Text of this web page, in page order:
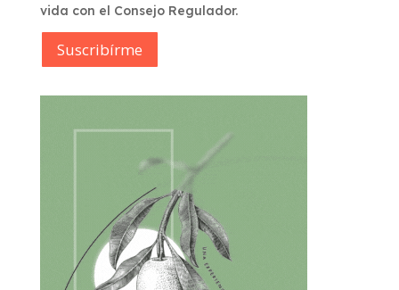
vida con el Consejo Regulador.
Suscribírme